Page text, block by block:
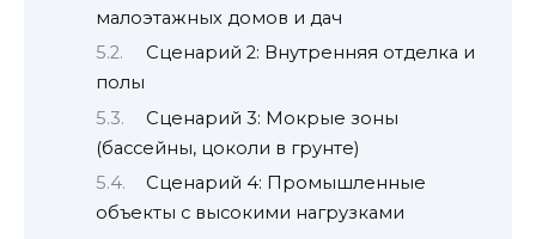
малоэтажных домов и дач
Сценарий 2: Внутренняя отделка и
полы
Сценарий 3: Мокрые зоны
(бассейны, цоколи в грунте)
Сценарий 4: Промышленные
объекты с высокими нагрузками